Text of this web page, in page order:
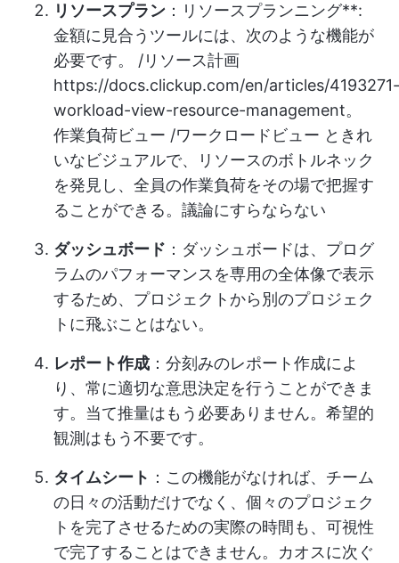
リソースプラン ：リソースプランニング**:
金額に見合うツールには、次のような機能が
必要です。 /リソース計画
https://docs.clickup.com/en/articles/4193271-
workload-view-resource-management。
作業負荷ビュー /ワークロードビュー ときれ
いなビジュアルで、リソースのボトルネック
を発見し、全員の作業負荷をその場で把握す
ることができる。議論にすらならない
ダッシュボード ：ダッシュボードは、プログ
ラムのパフォーマンスを専用の全体像で表示
するため、プロジェクトから別のプロジェク
トに飛ぶことはない。
レポート作成 ：分刻みのレポート作成によ
り、常に適切な意思決定を行うことができま
す。当て推量はもう必要ありません。希望的
観測はもう不要です。
タイムシート ：この機能がなければ、チーム
の日々の活動だけでなく、個々のプロジェク
トを完了させるための実際の時間も、可視性
で完了することはできません。カオスに次ぐ